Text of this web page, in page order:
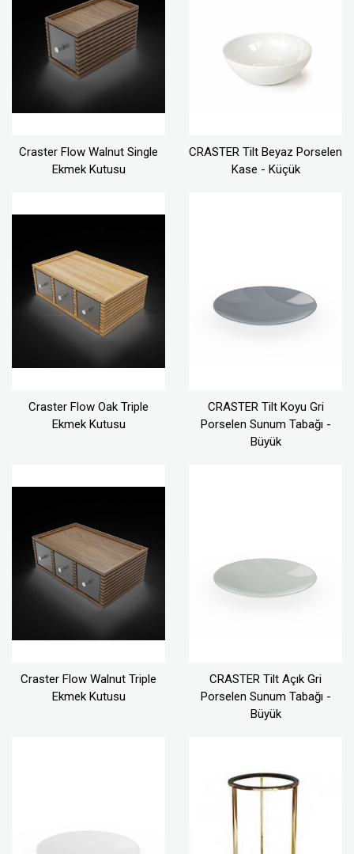
Craster Flow Walnut Single
Ekmek Kutusu
CRASTER Tilt Beyaz Porselen
Kase - Küçük
Craster Flow Oak Triple
Ekmek Kutusu
CRASTER Tilt Koyu Gri
Porselen Sunum Tabağı -
Büyük
Craster Flow Walnut Triple
Ekmek Kutusu
CRASTER Tilt Açık Gri
Porselen Sunum Tabağı -
Büyük